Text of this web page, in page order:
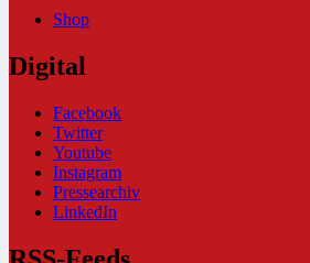
Shop
Digital
Facebook
Twitter
Youtube
Instagram
Pressearchiv
LinkedIn